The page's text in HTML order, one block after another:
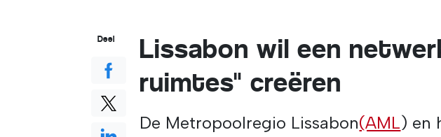
Lissabon wil een
ruimtes" creëren
De Metropoolregio Lissabon(AML) en
Deel